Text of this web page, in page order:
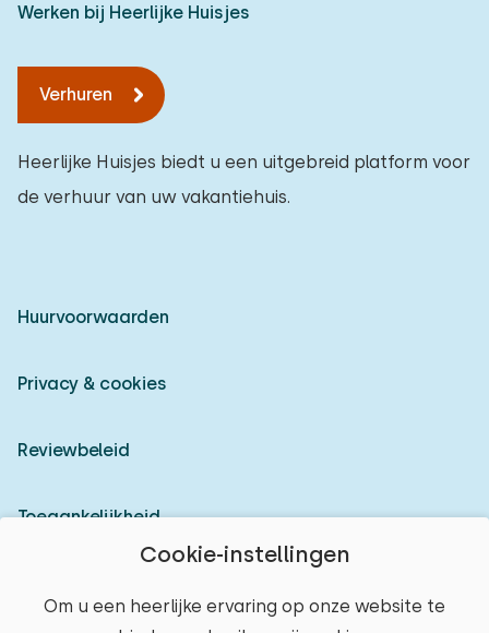
Cookie-instellingen
Om u een heerlijke ervaring op onze website te
Werken bij Heerlijke Huisjes
Verhuren
Heerlijke Huisjes biedt u een uitgebreid platform voor
de verhuur van uw vakantiehuis.
Huurvoorwaarden
Privacy & cookies
Reviewbeleid
Toegankelijkheid